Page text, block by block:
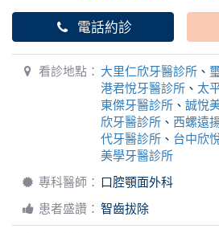
電話約診
看診地點： 大里仁欣牙醫診所 、
港君悅牙醫診所 、 太
東傑牙醫診所 、 誠悅
欣牙醫診所 、 西螺遠
代牙醫診所 、 台中欣
美學牙醫診所
專科醫師： 口腔顎面外科
患者盛讚： 智齒拔除